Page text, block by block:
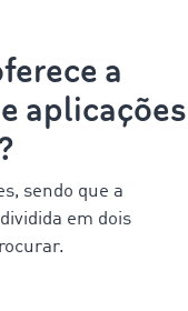
a
aplicações
sendo que a
em dois